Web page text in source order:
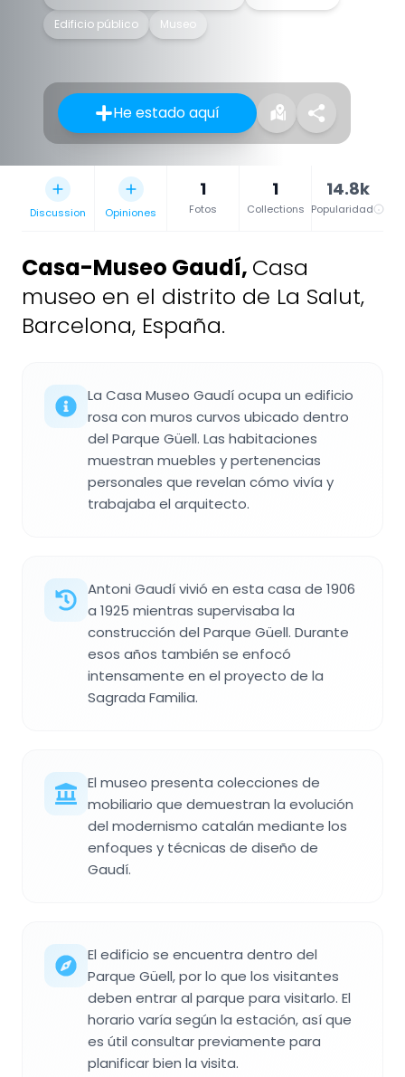
Edificio público
Museo
He estado aquí
Discussion Opiniones
1
Fotos
1
Collections
14.8k
Popularidad
Casa-Museo Gaudí, Casa
museo en el distrito de La Salut,
Barcelona, España.
La Casa Museo Gaudí ocupa un edificio
rosa con muros curvos ubicado dentro
del Parque Güell. Las habitaciones
muestran muebles y pertenencias
personales que revelan cómo vivía y
trabajaba el arquitecto.
Antoni Gaudí vivió en esta casa de 1906
a 1925 mientras supervisaba la
construcción del Parque Güell. Durante
esos años también se enfocó
intensamente en el proyecto de la
Sagrada Familia.
El museo presenta colecciones de
mobiliario que demuestran la evolución
del modernismo catalán mediante los
enfoques y técnicas de diseño de
Gaudí.
El edificio se encuentra dentro del
Parque Güell, por lo que los visitantes
deben entrar al parque para visitarlo. El
horario varía según la estación, así que
es útil consultar previamente para
planificar bien la visita.